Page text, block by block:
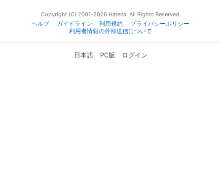
Copyright (C) 2001-2026 Hatena. All Rights Reserved.
ヘルプ
ガイドライン 利用規約
プライバシーポリシー
利用者情報の外部送信について
日本語 PC版 ログイン